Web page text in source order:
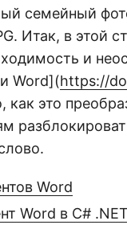
семейный
Итак, в этой
и
Word](https://
как это
Word
Word в C# .NET